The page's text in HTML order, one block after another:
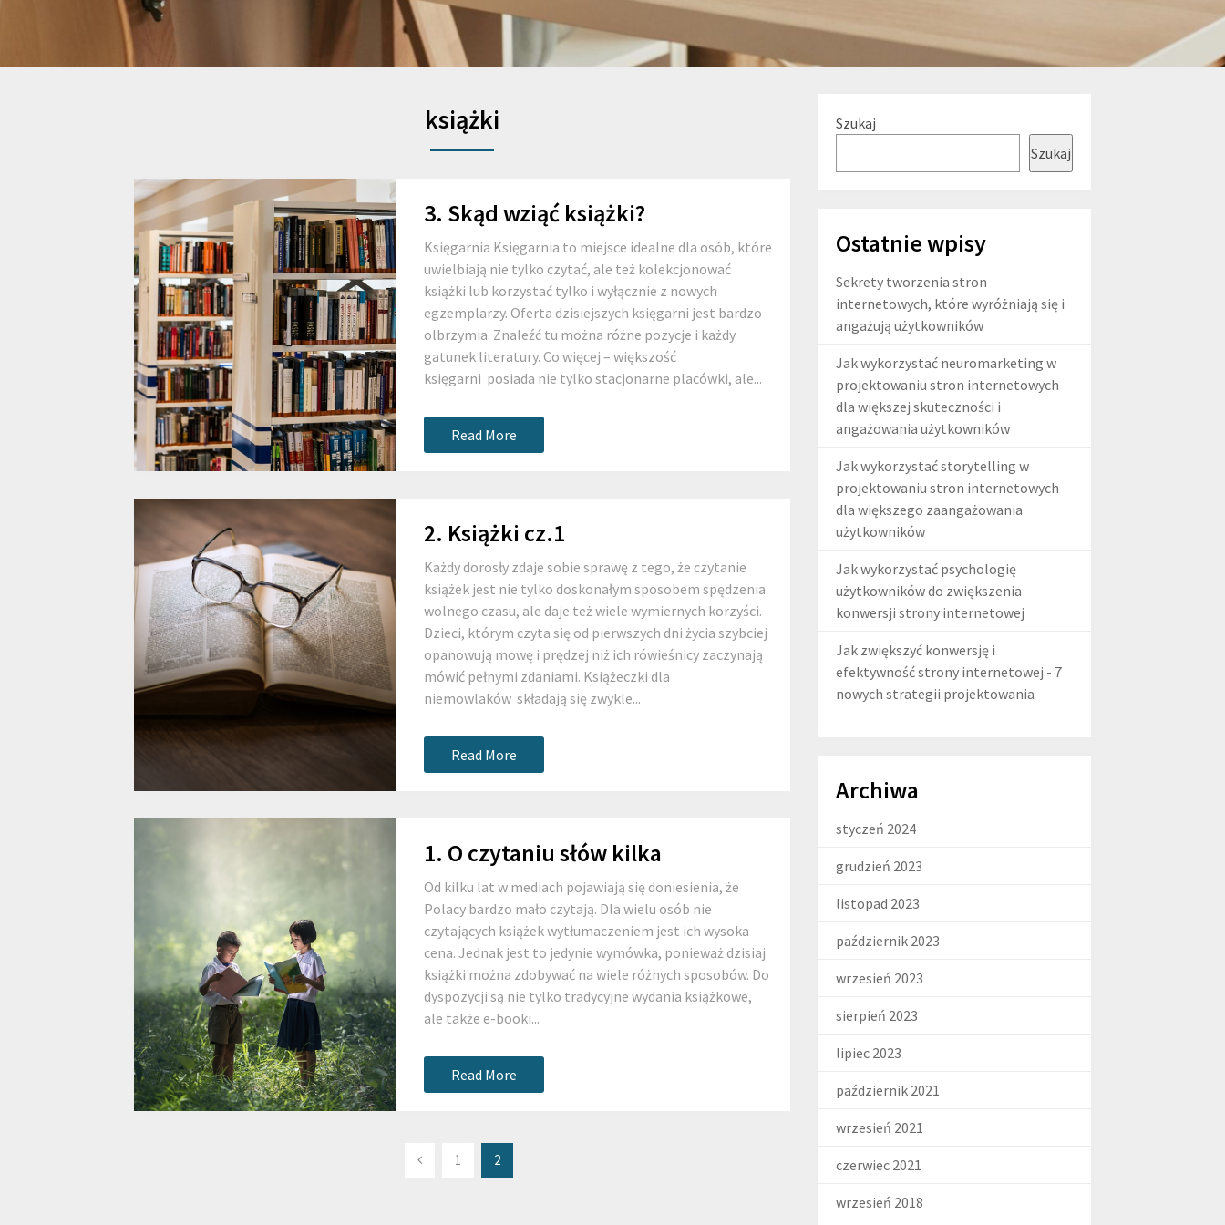
książki
3. Skąd wziąć książki?
Księgarnia Księgarnia to miejsce idealne dla osób, które
uwielbiają nie tylko czytać, ale też kolekcjonować
książki lub korzystać tylko i wyłącznie z nowych
egzemplarzy. Oferta dzisiejszych księgarni jest bardzo
olbrzymia. Znaleźć tu można różne pozycje i każdy
gatunek literatury. Co więcej – większość
księgarni posiada nie tylko stacjonarne placówki, ale...
Read More
2. Książki cz.1
Każdy dorosły zdaje sobie sprawę z tego, że czytanie
książek jest nie tylko doskonałym sposobem spędzenia
wolnego czasu, ale daje też wiele wymiernych korzyści.
Dzieci, którym czyta się od pierwszych dni życia szybciej
opanowują mowę i prędzej niż ich rówieśnicy zaczynają
mówić pełnymi zdaniami. Książeczki dla
niemowlaków składają się zwykle...
Read More
1. O czytaniu słów kilka
Od kilku lat w mediach pojawiają się doniesienia, że
Polacy bardzo mało czytają. Dla wielu osób nie
czytających książek wytłumaczeniem jest ich wysoka
cena. Jednak jest to jedynie wymówka, ponieważ dzisiaj
książki można zdobywać na wiele różnych sposobów. Do
dyspozycji są nie tylko tradycyjne wydania książkowe,
ale także e-booki...
Read More
1 2
Szukaj
Szukaj
Ostatnie wpisy
Sekrety tworzenia stron
internetowych, które wyróżniają się i
angażują użytkowników
Jak wykorzystać neuromarketing w
projektowaniu stron internetowych
dla większej skuteczności i
angażowania użytkowników
Jak wykorzystać storytelling w
projektowaniu stron internetowych
dla większego zaangażowania
użytkowników
Jak wykorzystać psychologię
użytkowników do zwiększenia
konwersji strony internetowej
Jak zwiększyć konwersję i
efektywność strony internetowej - 7
nowych strategii projektowania
Archiwa
styczeń 2024
grudzień 2023
listopad 2023
październik 2023
wrzesień 2023
sierpień 2023
lipiec 2023
październik 2021
wrzesień 2021
czerwiec 2021
wrzesień 2018